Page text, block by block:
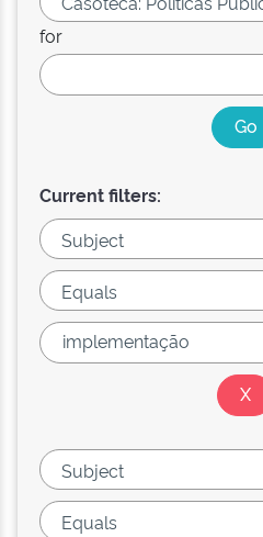
for
Current filters: